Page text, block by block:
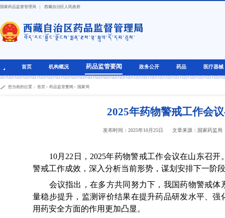
国家药品监督管理局 | 西藏自治区人民政府
首页 机构概况 药品监管要闻 政务公开 药品 医疗器械
您当前的位置： 首页> 药品监管要闻 > 国家局
2025年药物警戒工作会
发布时间：2025年10月25日 文章来源：国家药监局
10月22日，2025年药物警戒工作会议在山东召开
警戒工作成效，深入分析当前形势，谋划安排下一阶
会议指出，在多方共同努力下，我国药物警戒体
量稳步提升，监测评价结果在提升药品研发水平、强
用药安全方面的作用更加凸显。